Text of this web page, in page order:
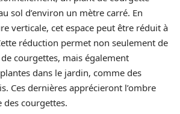
sol d’environ un mètre carré. En
verticale, cet espace peut être réduit à
réduction permet non seulement de
courgettes, mais également
dans le jardin, comme des
Ces dernières apprécieront l’ombre
des courgettes.